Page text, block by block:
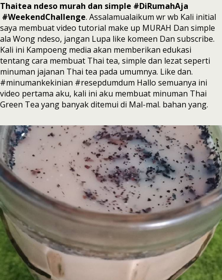
Thaitea ndeso murah dan simple #DiRumahAja
#WeekendChallenge. Assalamualaikum wr wb Kali initial
saya membuat video tutorial make up MURAH Dan simple
ala Wong ndeso, jangan Lupa like komeen Dan subscribe.
Kali ini Kampoeng media akan memberikan edukasi
tentang cara membuat Thai tea, simple dan lezat seperti
minuman jajanan Thai tea pada umumnya. Like dan.
#minumankekinian #resepdumdum Hallo semuanya ini
video pertama aku, kali ini aku membuat minuman Thai
Green Tea yang banyak ditemui di Mal-mal. bahan yang.